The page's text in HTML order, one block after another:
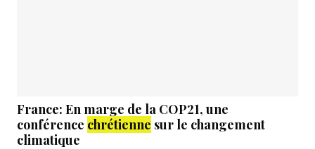
France: En marge de la COP21, une
conférence chrétienne sur le changement
climatique